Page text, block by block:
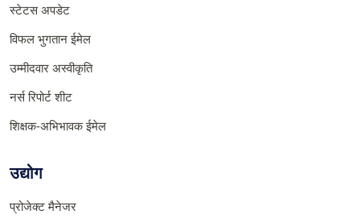
स्टेटस अपडेट
विफल भुगतान ईमेल
उम्मीदवार अस्वीकृति
नर्स रिपोर्ट शीट
शिक्षक-अभिभावक ईमेल
उद्योग
प्रोजेक्ट मैनेजर